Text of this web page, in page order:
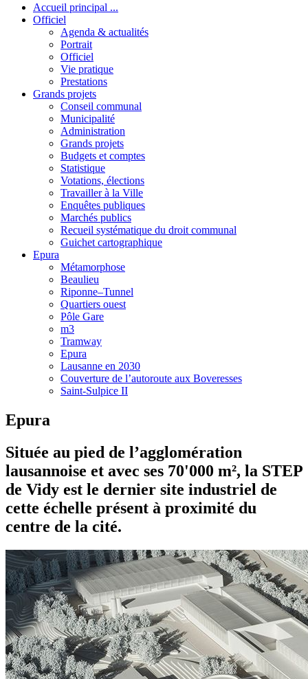
Accueil principal ...
Officiel
Agenda & actualités
Portrait
Officiel
Vie pratique
Prestations
Grands projets
Conseil communal
Municipalité
Administration
Grands projets
Budgets et comptes
Statistique
Votations, élections
Travailler à la Ville
Enquêtes publiques
Marchés publics
Recueil systématique du droit communal
Guichet cartographique
Epura
Métamorphose
Beaulieu
Riponne–Tunnel
Quartiers ouest
Pôle Gare
m3
Tramway
Epura
Lausanne en 2030
Couverture de l’autoroute aux Boveresses
Saint-Sulpice II
Epura
Située au pied de l’agglomération
lausannoise et avec ses 70'000 m², la STEP
de Vidy est le dernier site industriel de
cette échelle présent à proximité du
centre de la cité.